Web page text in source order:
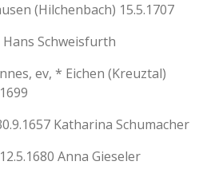
(Hilchenbach) 15.5.1707
Schweisfurth
ev, * Eichen (Kreuztal)
Katharina Schumacher
Anna Gieseler